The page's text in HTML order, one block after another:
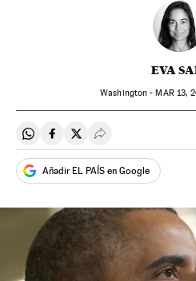
EVA
Washington -MAR13,
Compartir en Whatsapp
Compartir en Facebook
Compartir en Twitter
Desplegar Redes
Añadir EL PAÍS en Google